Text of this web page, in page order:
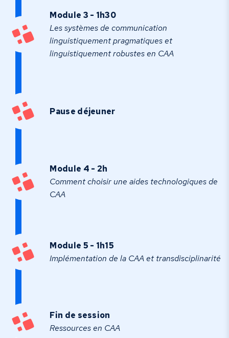
Module 3 - 1h30
Les systèmes de communication
linguistiquement pragmatiques et
linguistiquement robustes en CAA
Pause déjeuner
Module 4 - 2h
Comment choisir une aides technologiques de
CAA
Module 5 - 1h15
Implémentation de la CAA et transdisciplinarité
Fin de session
Ressources en CAA